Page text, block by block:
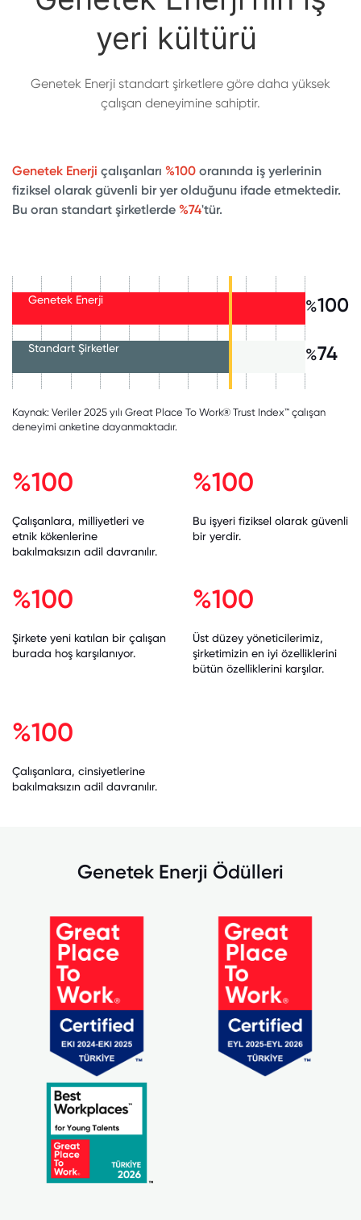
yeri kültürü
Genetek Enerji standart şirketlere göre daha yüksek
çalışan deneyimine sahiptir.
Genetek Enerji çalışanları %100 oranında iş yerlerinin
fiziksel olarak güvenli bir yer olduğunu ifade etmektedir.
Bu oran standart şirketlerde %74'tür.
Genetek Enerji
Standart Şirketler
%100
%74
Kaynak: Veriler 2025 yılı Great Place To Work® Trust Index™ çalışan
deneyimi anketine dayanmaktadır.
%100
Çalışanlara, milliyetleri ve
etnik kökenlerine
bakılmaksızın adil davranılır.
%100
Bu işyeri fiziksel olarak güvenli
bir yerdir.
%100
Şirkete yeni katılan bir çalışan
burada hoş karşılanıyor.
%100
Üst düzey yöneticilerimiz,
şirketimizin en iyi özelliklerini
bütün özelliklerini karşılar.
%100
Çalışanlara, cinsiyetlerine
bakılmaksızın adil davranılır.
Genetek Enerji Ödülleri